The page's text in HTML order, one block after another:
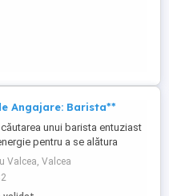
Angajare: Barista**
unui barista entuziast
pentru a se alătura
Căutăm pe cineva care: -
și sociabil, capabil să
pozitivă cu clienții. - Are
Valcea, Valcea